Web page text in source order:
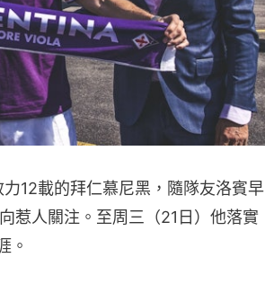
12載的拜仁慕尼黑，隨隊友洛賓早
惹人關注。至周三（21日）他落實
。